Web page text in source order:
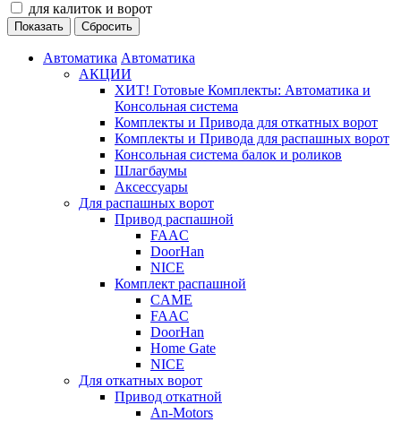
для калиток и ворот
Автоматика Автоматика
АКЦИИ
ХИТ! Готовые Комплекты: Автоматика и
Консольная система
Комплекты и Привода для откатных ворот
Комплекты и Привода для распашных ворот
Консольная система балок и роликов
Шлагбаумы
Аксессуары
Для распашных ворот
Привод распашной
FAAC
DoorHan
NICE
Комплект распашной
CAME
FAAC
DoorHan
Home Gate
NICE
Для откатных ворот
Привод откатной
An-Motors